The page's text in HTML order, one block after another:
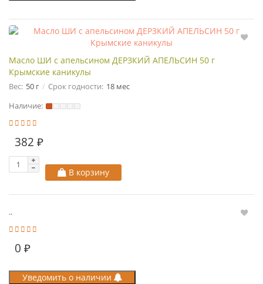
Масло ШИ с апельсином ДЕРЗКИЙ АПЕЛЬСИН 50 г
Крымские каникулы
Вес: 50 г Срок годности: 18 мес
Наличие:
382 ₽
В корзину
..
0 ₽
Уведомить о наличии